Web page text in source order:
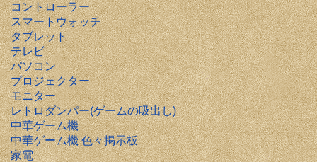
コントローラー
スマートウォッチ
タブレット
テレビ
パソコン
プロジェクター
モニター
レトロダンパー(ゲームの吸出し)
中華ゲーム機
中華ゲーム機 色々掲示板
家電